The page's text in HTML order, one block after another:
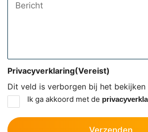
Dit veld is verborgen bij het
Privacyverklaring(Vereist)
Ik ga akkoord met de